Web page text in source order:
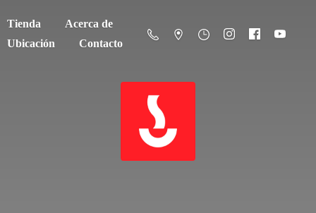
Tienda
Acerca de
Ubicación
Contacto